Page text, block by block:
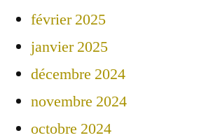
février 2025
janvier 2025
décembre 2024
novembre 2024
octobre 2024